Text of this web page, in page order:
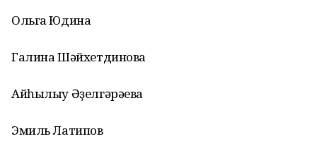
Ольга Юдина
Галина Шәйхетдинова
Айһылыу Әҙелгәрәева
Эмиль Латипов